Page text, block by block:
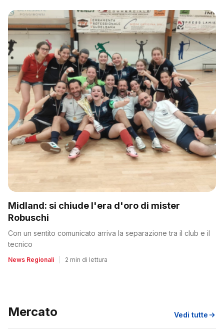
Midland: si chiude l'era d'oro di mister
Robuschi
Con un sentito comunicato arriva la separazione tra il club e il
tecnico
News Regionali 2 min di lettura
Mercato Vedi tutte